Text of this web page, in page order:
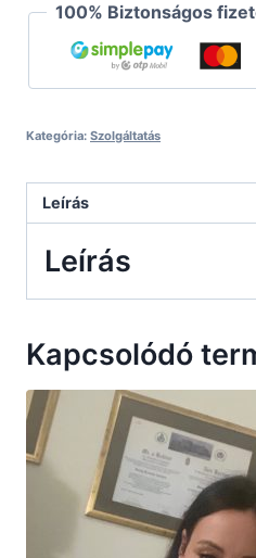
100% Biztonságos
Kategória: Szolgáltatás
Leírás
Leírás
Kapcsolódó